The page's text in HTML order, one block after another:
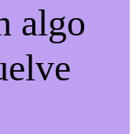
algo